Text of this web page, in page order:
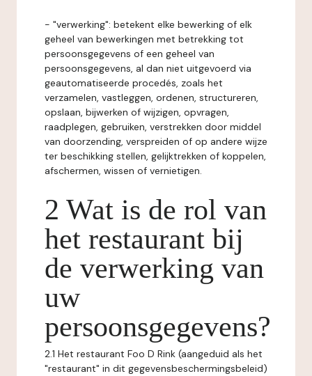
- "verwerking": betekent elke bewerking of elk
geheel van bewerkingen met betrekking tot
persoonsgegevens of een geheel van
persoonsgegevens, al dan niet uitgevoerd via
geautomatiseerde procedés, zoals het
verzamelen, vastleggen, ordenen, structureren,
opslaan, bijwerken of wijzigen, opvragen,
raadplegen, gebruiken, verstrekken door middel
van doorzending, verspreiden of op andere wijze
ter beschikking stellen, gelijktrekken of koppelen,
afschermen, wissen of vernietigen.
2 Wat is de rol van
het restaurant bij
de verwerking van
uw
persoonsgegevens?
2.1 Het restaurant Foo D Rink (aangeduid als het
"restaurant" in dit gegevensbeschermingsbeleid)